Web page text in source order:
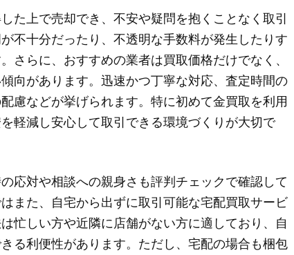
た上で売却でき、不安や疑問を抱くことなく取引
不十分だったり、不透明な手数料が発生したりす
さらに、おすすめの業者は買取価格だけでなく、
向があります。迅速かつ丁寧な対応、査定時間の
慮などが挙げられます。特に初めて金買取を利用
軽減し安心して取引できる環境づくりが大切で
応対や相談への親身さも評判チェックで確認して
また、自宅から出ずに取引可能な宅配買取サービ
忙しい方や近隣に店舗がない方に適しており、自
る利便性があります。ただし、宅配の場合も梱包